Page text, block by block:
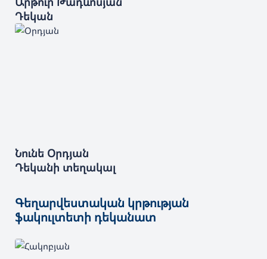
Դեկան
Նունե Օրդյան
Դեկանի տեղակալ
Գեղարվեստական կրթության
ֆակուլտետի դեկանատ